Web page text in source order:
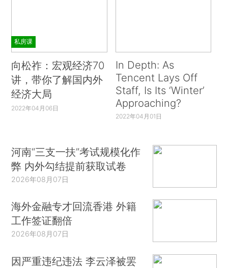
私房课
向松祚：宏观经济70
讲，带你了解国内外
经济大局
2022年04月06日
In Depth: As
Tencent Lays Off
Staff, Is Its ‘Winter’
Approaching?
2022年04月01日
河南“三支一扶”考试规模化作
弊 内外勾结提前获取试卷
2026年08月07日
海外金融专才回流香港 外籍
工作签证翻倍
2026年08月07日
因严重违纪违法 李云泽被罢